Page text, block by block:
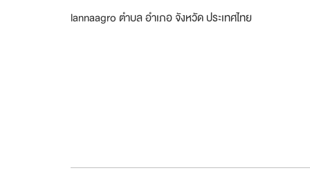
lannaagro ตำบล อำเภอ จังหวัด ประเทศไทย